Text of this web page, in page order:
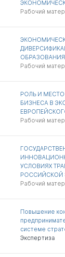
Рабочий
ОБРАЗОВАНИЯ
Рабочий
РОЛЬ И
БИЗНЕСА В
Рабочий
УСЛОВИЯХ
РОССИЙСКОЙ
Рабочий
Повышение
системе
Экспертиза